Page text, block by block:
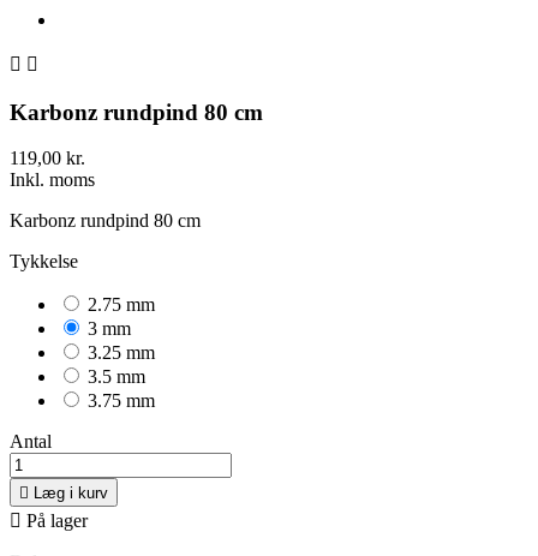
 
Karbonz rundpind 80 cm
119,00 kr.
Inkl. moms
Karbonz rundpind 80 cm
Tykkelse
2.75 mm
3 mm
3.25 mm
3.5 mm
3.75 mm
Antal
 Læg i kurv
 På lager